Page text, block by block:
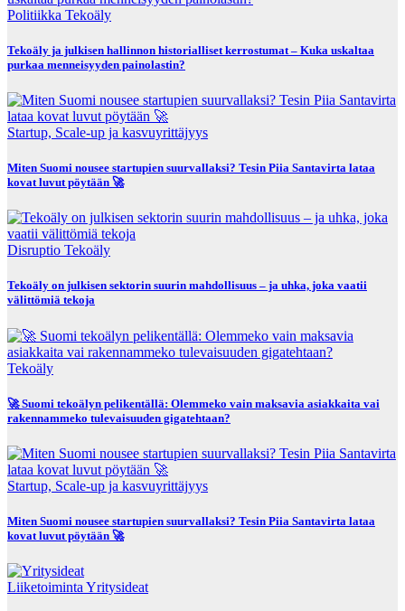
Politiikka Tekoäly
Tekoäly ja julkisen hallinnon historialliset kerrostumat – Kuka uskaltaa
purkaa menneisyyden painolastin?
Startup, Scale-up ja kasvuyrittäjyys
Miten Suomi nousee startupien suurvallaksi? Tesin Piia Santavirta lataa
kovat luvut pöytään 🚀
Disruptio Tekoäly
Tekoäly on julkisen sektorin suurin mahdollisuus – ja uhka, joka vaatii
välittömiä tekoja
Tekoäly
🚀 Suomi tekoälyn pelikentällä: Olemmeko vain maksavia asiakkaita vai
rakennammeko tulevaisuuden gigatehtaan?
Startup, Scale-up ja kasvuyrittäjyys
Miten Suomi nousee startupien suurvallaksi? Tesin Piia Santavirta lataa
kovat luvut pöytään 🚀
Liiketoiminta Yritysideat